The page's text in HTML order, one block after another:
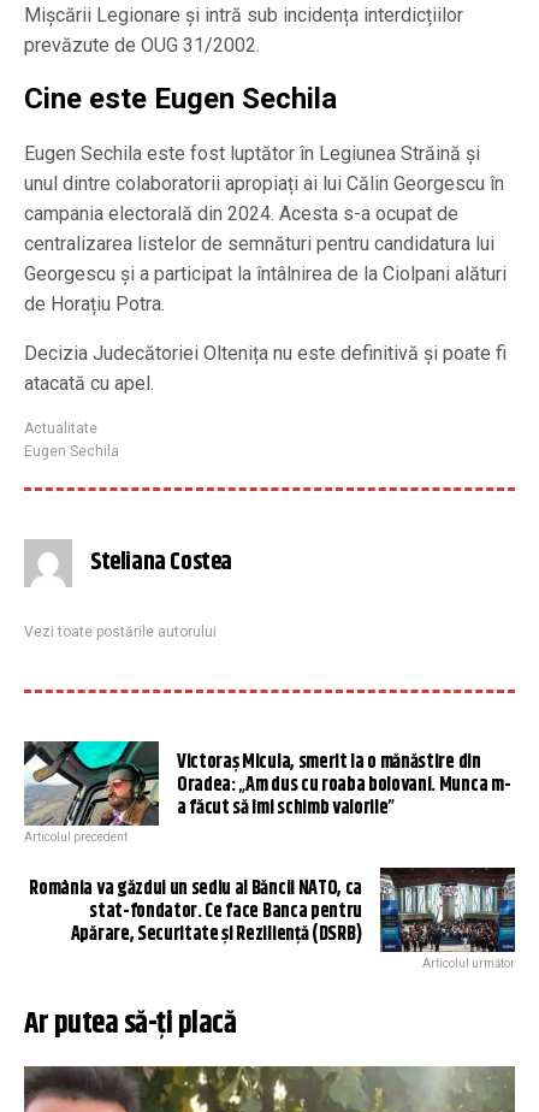
Mișcării Legionare și intră sub incidența interdicțiilor
prevăzute de OUG 31/2002.
Cine este Eugen Sechila
Eugen Sechila este fost luptător în Legiunea Străină și
unul dintre colaboratorii apropiați ai lui Călin Georgescu în
campania electorală din 2024. Acesta s-a ocupat de
centralizarea listelor de semnături pentru candidatura lui
Georgescu și a participat la întâlnirea de la Ciolpani alături
de Horațiu Potra.
Decizia Judecătoriei Oltenița nu este definitivă și poate fi
atacată cu apel.
Actualitate
Eugen Sechila
Steliana Costea
Vezi toate postările autorului
Victoraș Micula, smerit la o mănăstire din
Oradea: „Am dus cu roaba bolovani. Munca m-
a făcut să îmi schimb valorile”
Articolul precedent
România va găzdui un sediu al Băncii NATO, ca
stat-fondator. Ce face Banca pentru
Apărare, Securitate și Reziliență (DSRB)
Articolul următor
Ar putea să-ți placă